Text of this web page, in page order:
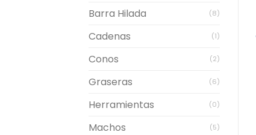
Barra Hilada (8)
Cadenas (1)
Conos (2)
Graseras (6)
Herramientas (0)
Machos (5)